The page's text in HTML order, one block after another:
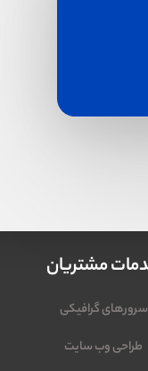
مشتریان
سرورهای گرافیکی
طراحی وب سایت